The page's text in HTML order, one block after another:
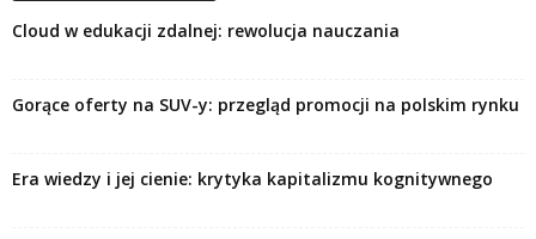
Cloud w edukacji zdalnej: rewolucja nauczania
Gorące oferty na SUV-y: przegląd promocji na polskim rynku
Era wiedzy i jej cienie: krytyka kapitalizmu kognitywnego